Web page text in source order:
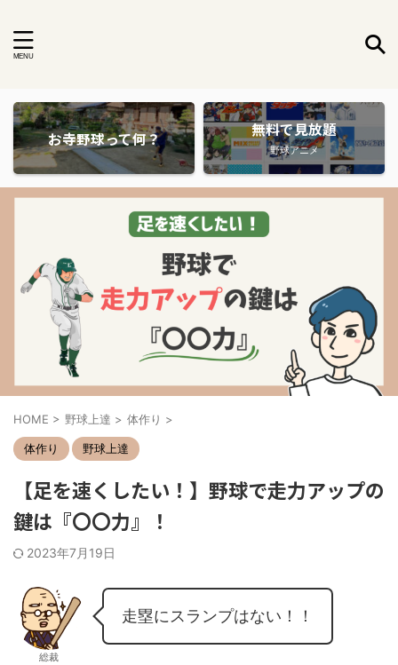
お寺野球って何？ 無料で見放題
野球アニメ
HOME > 野球上達 > 体作り >
体作り 野球上達
【足を速くしたい！】野球で走力アップの
鍵は『〇〇力』！
2023年7月19日
総裁
走塁にスランプはない！！